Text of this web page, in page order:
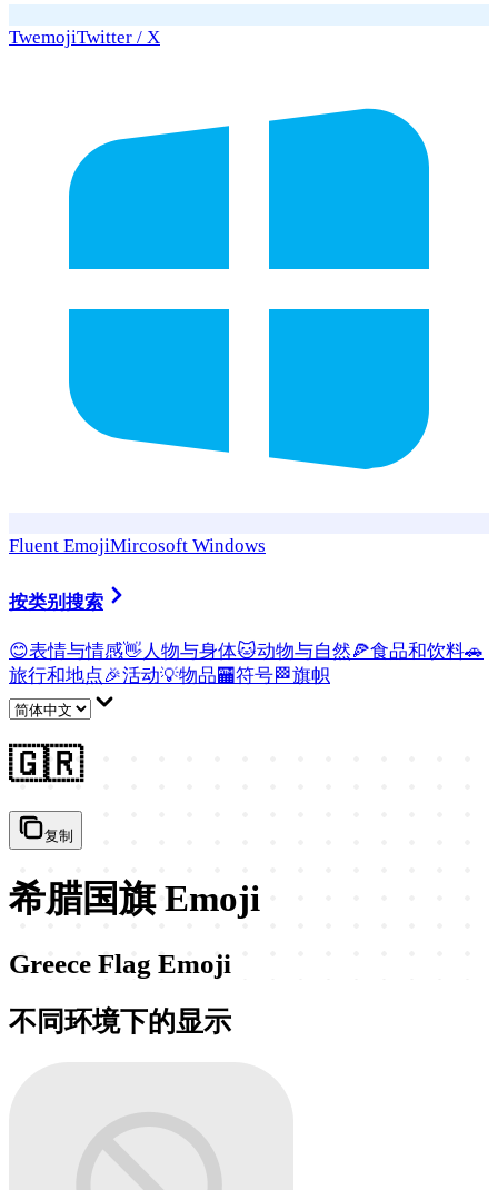
TwemojiTwitter / X
Fluent EmojiMircosoft Windows
按类别搜索
😊表情与情感👋 人物与身体🐱动物与自然🍕食品和饮料🚗
旅行和地点🎉活动💡物品🏧符号🏁旗帜
🇬🇷
复制
希腊国旗 Emoji
Greece Flag Emoji
不同环境下的显示